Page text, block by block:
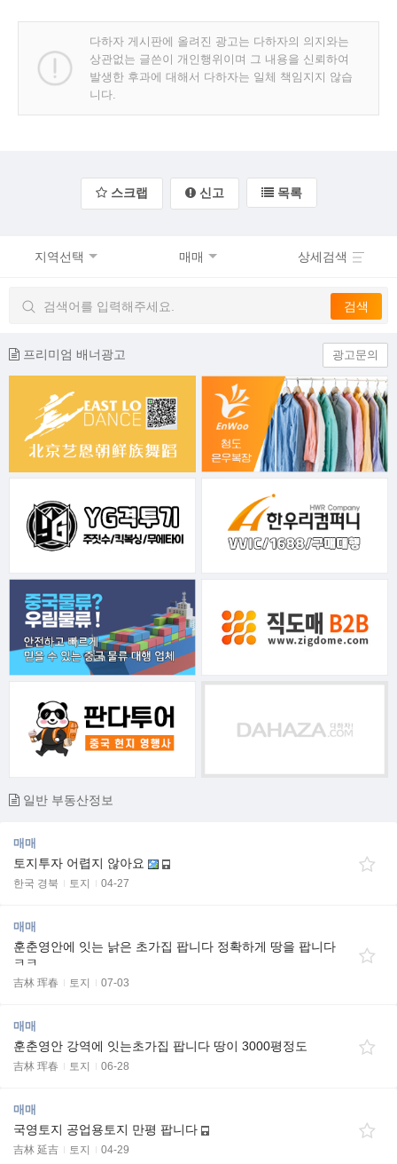
다하자 게시판에 올려진 광고는 다하자의 의지와는
상관없는 글쓴이 개인행위이며 그 내용을 신뢰하여
발생한 후과에 대해서 다하자는 일체 책임지지 않습
니다.
스크랩 신고 목록
지역선택 매매 상세검색
프리미엄 배너광고 광고문의
일반 부동산정보
매매
토지투자 어렵지 않아요
한국 경북 토지 04-27
매매
훈춘영안에 잇는 낡은 초가집 팝니다 정확하게 땅을 팝니다
ㅋㅋ
吉林 珲春 토지 07-03
매매
훈춘영안 강역에 잇는초가집 팝니다 땅이 3000평정도
吉林 珲春 토지 06-28
매매
국영토지 공업용토지 만평 팝니다
吉林 延吉 토지 04-29